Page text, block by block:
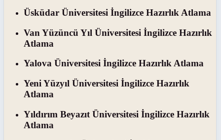
Üsküdar Üniversitesi İngilizce Hazırlık Atlama
Van Yüzüncü Yıl Üniversitesi İngilizce Hazırlık
Atlama
Yalova Üniversitesi İngilizce Hazırlık Atlama
Yeni Yüzyıl Üniversitesi İngilizce Hazırlık
Atlama
Yıldırım Beyazıt Üniversitesi İngilizce Hazırlık
Atlama